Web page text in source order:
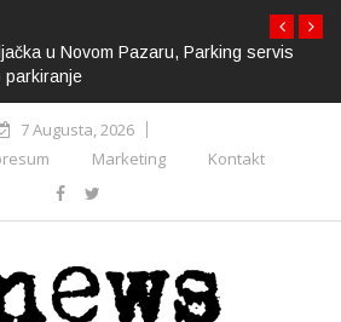
u Novom Pazaru, Parking servis
parkiranje
7 Augusta, 2026
Marketing Kontakt